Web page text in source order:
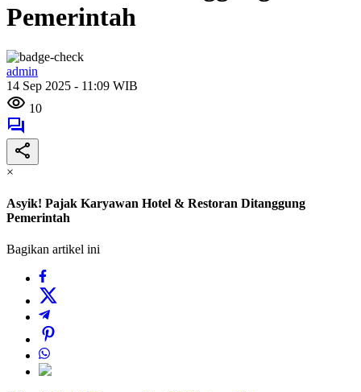
Pemerintah
admin
14 Sep 2025 - 11:09 WIB
10
×
Asyik! Pajak Karyawan Hotel & Restoran Ditanggung
Pemerintah
Bagikan artikel ini